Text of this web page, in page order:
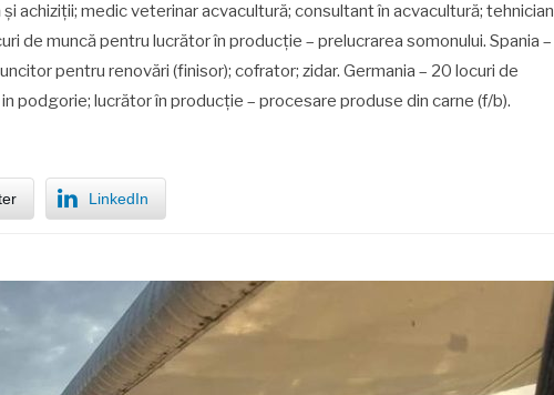
achiziții; medic veterinar acvacultură; consultant în acvacultură; tehnician
de muncă pentru lucrător în producție – prelucrarea somonului. Spania –
pentru renovări (finisor); cofrator; zidar. Germania – 20 locuri de
podgorie; lucrător în producție – procesare produse din carne (f/b).
LinkedIn